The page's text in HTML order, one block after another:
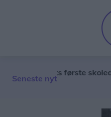
Seneste nyt
barnets første skoledag